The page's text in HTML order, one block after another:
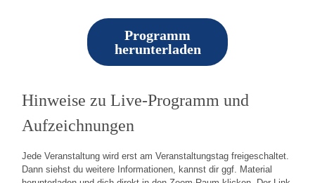
Programm
herunterladen
Hinweise zu Live-Programm und
Aufzeichnungen
Jede Veranstaltung wird erst am Veranstaltungstag freigeschaltet.
Dann siehst du weitere Informationen, kannst dir ggf. Material